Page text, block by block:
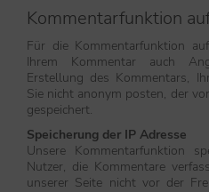
Kommentarfunktion
Für die Kommentarfunktion
Ihrem Kommentar auch
Erstellung des Kommentars,
Sie nicht anonym posten, der
gespeichert.
Speicherung der IP Adresse
Unsere Kommentarfunktion
Nutzer, die Kommentare
unserer Seite nicht vor der